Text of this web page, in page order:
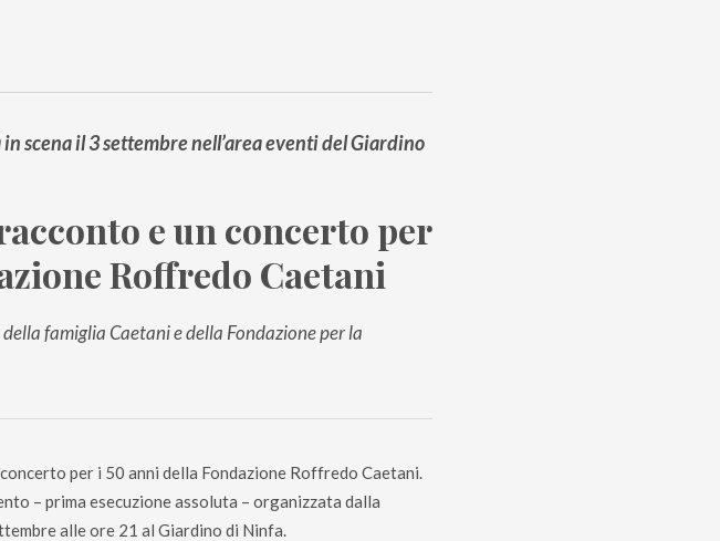
scena il 3 settembre nell’area eventi del Giardino
e un concerto per
Roffredo Caetani
famiglia Caetani e della Fondazione per la
concerto per i 50 anni della Fondazione Roffredo Caetani.
– prima esecuzione assoluta – organizzata dalla
alle ore 21 al Giardino di Ninfa.